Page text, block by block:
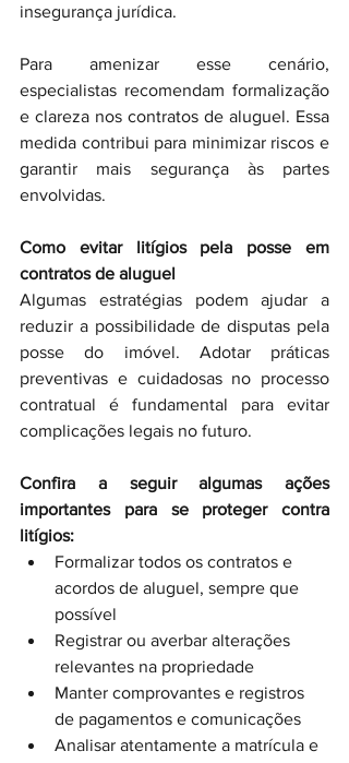
insegurança jurídica.
Para amenizar esse cenário,
especialistas recomendam formalização
e clareza nos contratos de aluguel. Essa
medida contribui para minimizar riscos e
garantir mais segurança às partes
envolvidas.
Como evitar litígios pela posse em
contratos de aluguel
Algumas estratégias podem ajudar a
reduzir a possibilidade de disputas pela
posse do imóvel. Adotar práticas
preventivas e cuidadosas no processo
contratual é fundamental para evitar
complicações legais no futuro.
Confira a seguir algumas ações
importantes para se proteger contra
litígios:
Formalizar todos os contratos e
acordos de aluguel, sempre que
possível
Registrar ou averbar alterações
relevantes na propriedade
Manter comprovantes e registros
de pagamentos e comunicações
Analisar atentamente a matrícula e